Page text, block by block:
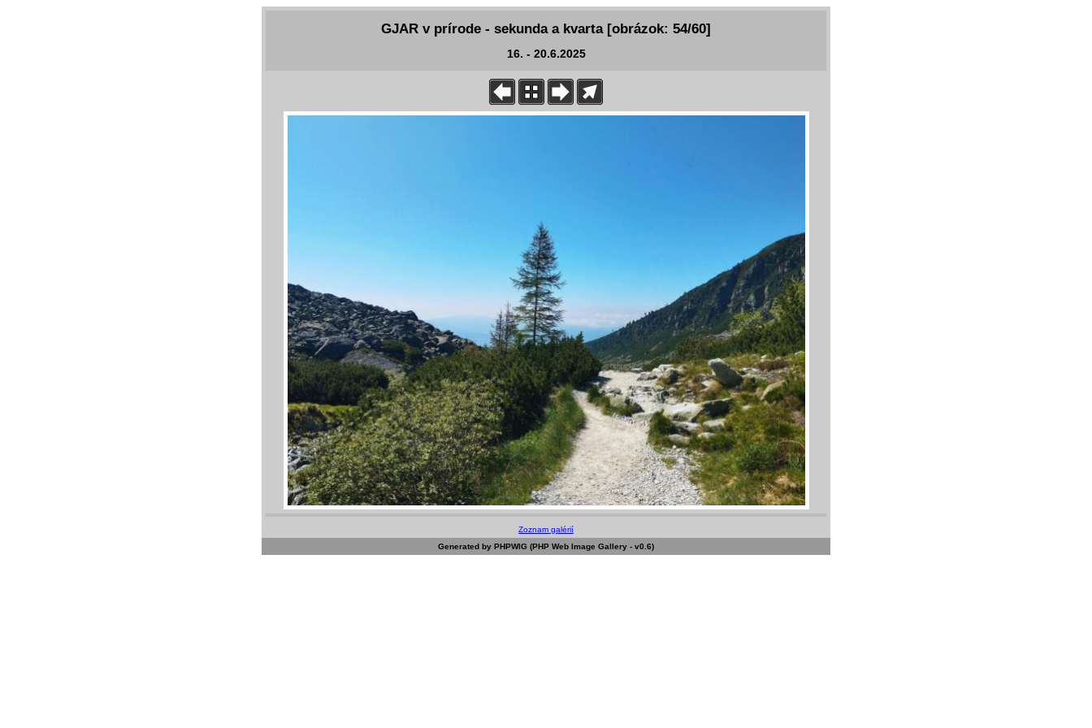
GJAR v prírode - sekunda a kvarta [obrázok: 54/60]
16. - 20.6.2025
Zoznam galérií
Generated by PHPWIG (PHP Web Image Gallery - v0.6)